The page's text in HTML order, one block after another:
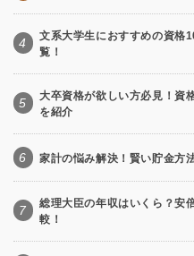
4
文系大学生におすすめの資格
覧！
5
大卒資格が欲しい方必見！資
を紹介
6 家計の悩み解決！賢い貯金方
7
総理大臣の年収はいくら？安
較！